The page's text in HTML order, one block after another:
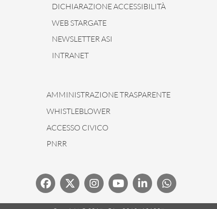
DICHIARAZIONE ACCESSIBILITÀ
WEB STARGATE
NEWSLETTER ASI
INTRANET
AMMINISTRAZIONE TRASPARENTE
WHISTLEBLOWER
ACCESSO CIVICO
PNRR